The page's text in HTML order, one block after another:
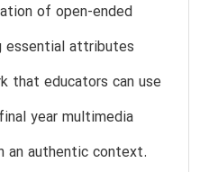
of open-ended
essential attributes
that educators can use
year multimedia
an authentic context.